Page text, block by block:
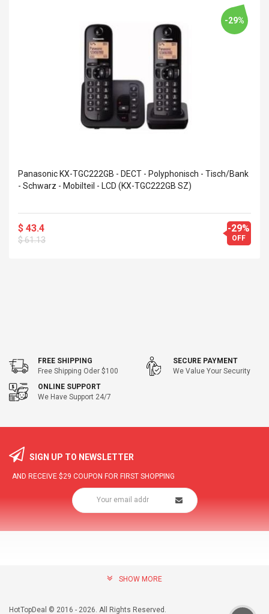
-29%
Panasonic KX-TGC222GB - DECT - Polyphonisch - Tisch/Bank
- Schwarz - Mobilteil - LCD (KX-TGC222GB SZ)
$ 43.4
$ 61.13
-29%
OFF
FREE SHIPPING
Free Shipping Oder $100
SECURE PAYMENT
We Value Your Security
ONLINE SUPPORT
We Have Support 24/7
SIGN UP TO NEWSLETTER
AND RECEIVE $29 COUPON FOR FIRST SHOPPING
INFORMATION
SHOW MORE
HotTopDeal © 2016 - 2026. All Rights Reserved.